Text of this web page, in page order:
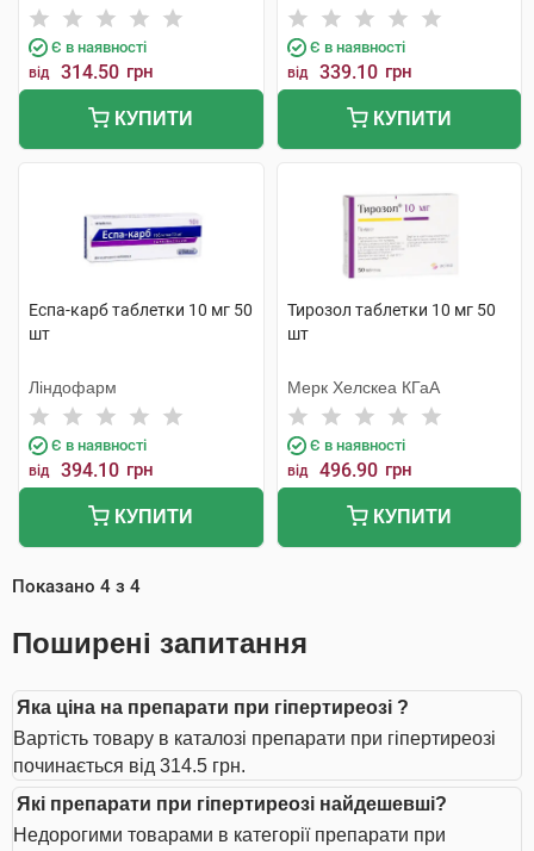
Є в наявності
від 314.50 грн
КУПИТИ
Є в наявності
від 339.10 грн
КУПИТИ
Еспа-карб таблетки 10 мг 50
шт
Ліндофарм
Є в наявності
від 394.10 грн
КУПИТИ
Тирозол таблетки 10 мг 50
шт
Мерк Хелскеа КГаА
Є в наявності
від 496.90 грн
КУПИТИ
Показано 4 з 4
Поширені запитання
Яка ціна на препарати при гіпертиреозі ?
Вартість товару в каталозі препарати при гіпертиреозі
починається від 314.5 грн.
Які препарати при гіпертиреозі найдешевші?
Недорогими товарами в категорії препарати при